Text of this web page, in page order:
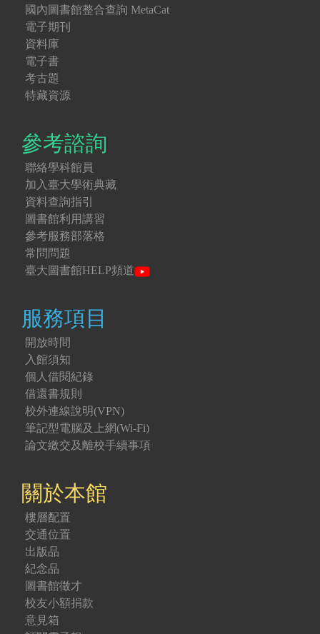
國內圖書館整合查詢 MetaCat
電子期刊
資料庫
電子書
考古題
特藏資源
參考諮詢
聯絡學科館員
加入臺大學術典藏
資料查詢指引
圖書館利用講習
參考服務部落格
常問問題
臺大圖書館HELP頻道
服務項目
開放時間
入館須知
個人借閱紀錄
借還書規則
校外連線說明(VPN)
筆記型電腦及上網(Wi-Fi)
論文繳交及離校手續事項
關於本館
樓層配置
交通位置
出版品
紀念品
圖書館徵才
校友小額捐款
意見箱